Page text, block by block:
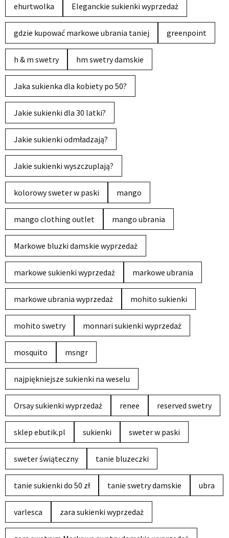
ehurtwolka Eleganckie sukienki wyprzedaż
gdzie kupować markowe ubrania taniej greenpoint
h & m swetry hm swetry damskie
Jaka sukienka dla kobiety po 50?
Jakie sukienki dla 30 latki?
Jakie sukienki odmładzają?
Jakie sukienki wyszczuplają?
kolorowy sweter w paski mango
mango clothing outlet mango ubrania
Markowe bluzki damskie wyprzedaż
markowe sukienki wyprzedaż markowe ubrania
markowe ubrania wyprzedaż mohito sukienki
mohito swetry monnari sukienki wyprzedaż
mosquito msngr
najpiękniejsze sukienki na weselu
Orsay sukienki wyprzedaż renee reserved swetry
sklep ebutik.pl sukienki sweter w paski
sweter świąteczny tanie bluzeczki
tanie sukienki do 50 zł tanie swetry damskie ubra
varlesca zara sukienki wyprzedaż